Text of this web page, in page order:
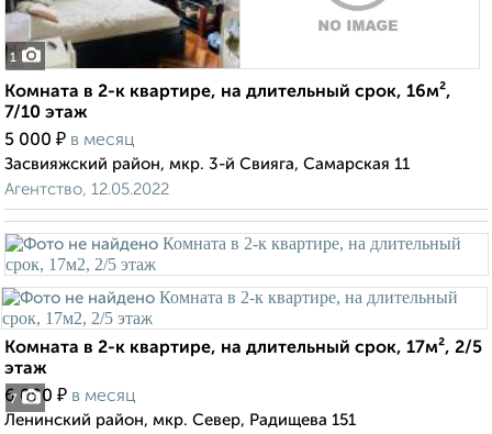
1
Комната в 2-к квартире, на длительный срок, 16м²,
7/10 этаж
5 000 ₽ в месяц
Засвияжский район, мкр. 3-й Свияга, Самарская 11
Агентство, 12.05.2022
7
Комната в 2-к квартире, на длительный срок, 17м², 2/5
этаж
6 000 ₽ в месяц
Ленинский район, мкр. Север, Радищева 151